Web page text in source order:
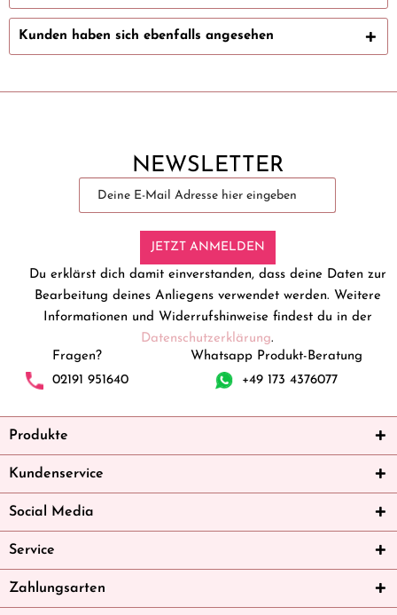
Kunden haben sich ebenfalls angesehen
NEWSLETTER
JETZT ANMELDEN
Du erklärst dich damit einverstanden, dass deine Daten zur
Bearbeitung deines Anliegens verwendet werden. Weitere
Informationen und Widerrufshinweise findest du in der
Datenschutzerklärung.
Fragen?
02191 951640
Whatsapp Produkt-Beratung
+49 173 4376077
Produkte
Kundenservice
Social Media
Service
Zahlungsarten